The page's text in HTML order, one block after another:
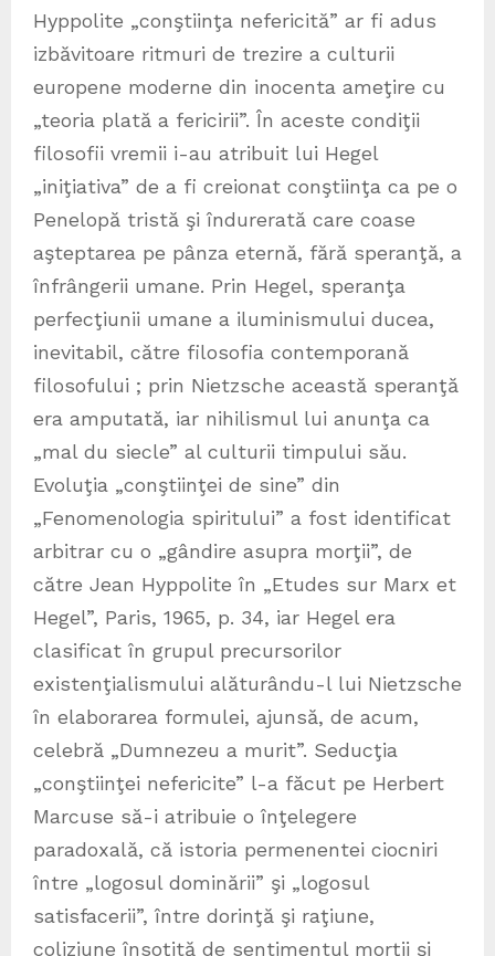
Hyppolite „conştiinţa nefericită” ar fi adus
izbăvitoare ritmuri de trezire a culturii
europene moderne din inocenta ameţire cu
„teoria plată a fericirii”. În aceste condiţii
filosofii vremii i-au atribuit lui Hegel
„iniţiativa” de a fi creionat conştiinţa ca pe o
Penelopă tristă şi îndurerată care coase
aşteptarea pe pânza eternă, fără speranţă, a
înfrângerii umane. Prin Hegel, speranţa
perfecţiunii umane a iluminismului ducea,
inevitabil, către filosofia contemporană
filosofului ; prin Nietzsche această speranţă
era amputată, iar nihilismul lui anunţa ca
„mal du siecle” al culturii timpului său.
Evoluţia „conştiinţei de sine” din
„Fenomenologia spiritului” a fost identificat
arbitrar cu o „gândire asupra morţii”, de
către Jean Hyppolite în „Etudes sur Marx et
Hegel”, Paris, 1965, p. 34, iar Hegel era
clasificat în grupul precursorilor
existenţialismului alăturându-l lui Nietzsche
în elaborarea formulei, ajunsă, de acum,
celebră „Dumnezeu a murit”. Seducţia
„conştiinţei nefericite” l-a făcut pe Herbert
Marcuse să-i atribuie o înţelegere
paradoxală, că istoria permenentei ciocniri
între „logosul dominării” şi „logosul
satisfacerii”, între dorinţă şi raţiune,
coliziune însoţită de sentimentul morţii şi